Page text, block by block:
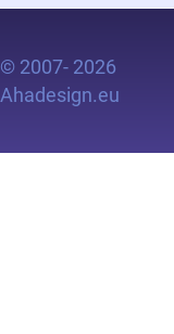
© 2007- 2026
Ahadesign.eu